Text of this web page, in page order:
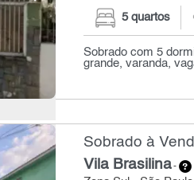
5 quartos
Sobrado com 5
grande, varanda,
Sobrado à
Vila Brasilina-